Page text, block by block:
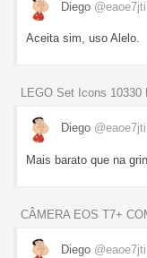
Diego @eaoe7jti
Aceita sim, uso Alelo.
LEGO Set Icons
Diego @eaoe7jti
Mais barato que na
CÂMERA EOS T7+
Diego @eaoe7jti